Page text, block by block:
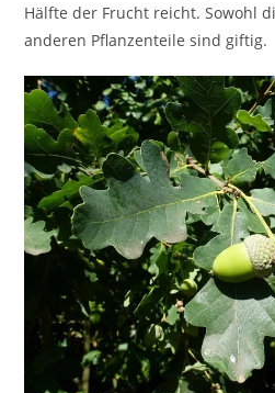
Hälfte der Frucht reicht. Sowohl
anderen Pflanzenteile sind giftig.